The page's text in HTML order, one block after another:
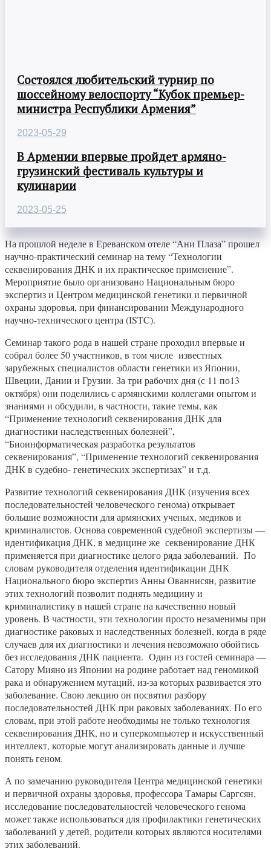
Состоялся любительский турнир по
шоссейному велоспорту “Кубок премьер-
министра Республики Армения”
2023-05-29
В Армении впервые пройдет армяно-
грузинский фестиваль культуры и
кулинарии
2023-05-25
На прошлой неделе в Ереванском отеле “Ани Плаза” прошел
научно-практический семинар на тему “Технологии
секвенирования ДНК и их практическое применение”.
Мероприятие было организовано Национальным бюро
экспертиз и Центром медицинской генетики и первичной
охраны здоровья, при финансировании Международного
научно-технического центра (ISTC).
Семинар такого рода в нашей стране проходил впервые и
собрал более 50 участников, в том числе известных
зарубежных специалистов области генетики из Японии,
Швеции, Дании и Грузии. За три рабочих дня (с 11 по13
октября) они поделились с армянскими коллегами опытом и
знаниями и обсудили, в частности, такие темы, как
“Применение технологий секвенирования ДНК для
диагностики наследственных болезней”,
“Биоинформатическая разработка результатов
секвенирования”, “Применение технологий секвенирования
ДНК в судебно- генетических экспертизах” и т.д.
Развитие технологий секвенирования ДНК (изучения всех
последовательностей человеческого генома) открывает
большие возможности для армянских ученых, медиков и
криминалистов. Основа современной судебной экспертизы —
идентификация ДНК, в медицине же секвенирование ДНК
применяется при диагностике целого ряда заболеваний. По
словам руководителя отделения идентификации ДНК
Национального бюро экспертиз Анны Ованнисян, развитие
этих технологий позволит поднять медицину и
криминалистику в нашей стране на качественно новый
уровень. В частности, эти технологии просто незаменимы при
диагностике раковых и наследственных болезней, когда в ряде
случаев для их диагностики и лечения невозможно обойтись
без исследования ДНК пациента. Один из гостей семинара —
Сатору Мияно из Японии на родине работает над геномикой
рака и обнаружением мутаций, из-за которых развивается это
заболевание. Свою лекцию он посвятил разбору
последовательностей ДНК при раковых заболеваниях. По его
словам, при этой работе необходимы не только технология
секвенирования ДНК, но и суперкомпьютер и искусственный
интеллект, которые могут анализировать данные и лучше
понять геном.
А по замечанию руководителя Центра медицинской генетики
и первичной охраны здоровья, профессора Тамары Саргсян,
исследование последовательностей человеческого генома
может также использоваться для профилактики генетических
заболеваний у детей, родители которых являются носителями
этих заболеваний.